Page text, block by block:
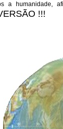
a humanidade,
!!!